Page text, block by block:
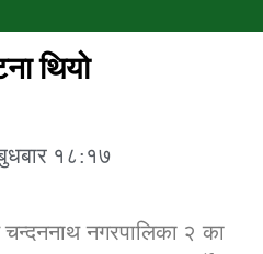
थियो
१८:१७
नगरपालिका २ का